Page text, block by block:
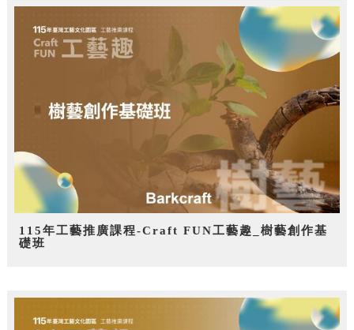
115年工藝推廣課程-Craft FUN工藝趣_樹藝創作基
礎班